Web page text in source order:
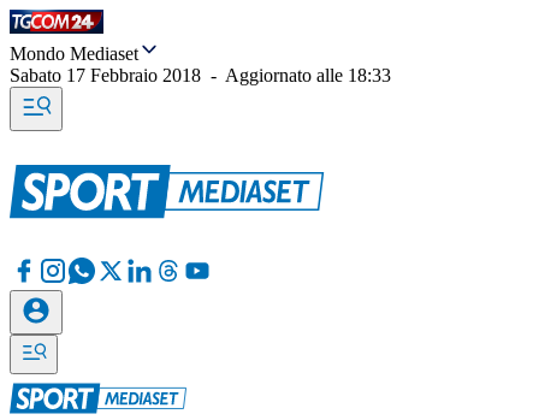
Mondo Mediaset
Sabato 17 Febbraio 2018 - Aggiornato alle 18:33